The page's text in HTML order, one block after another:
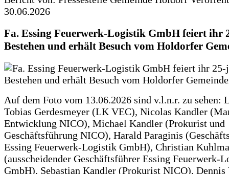
30.06.2026
Fa. Essing Feuerwerk-Logistik GmbH feiert ihr
Bestehen und erhält Besuch vom Holdorfer
Auf dem Foto vom 13.06.2026 sind v.l.n.r. zu sehen:
Tobias Gerdesmeyer (LK VEC), Nicolas Kandler
Entwicklung NICO), Michael Kandler (Prokurist und
Geschäftsführung NICO), Harald Paraginis
Essing Feuerwerk-Logistik GmbH), Christian
(ausscheidender Geschäftsführer Essing Feuerwerk-
GmbH), Sebastian Kandler (Prokurist NICO),